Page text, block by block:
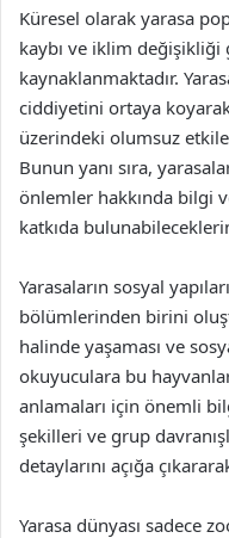
Küresel olarak yarasa
kaybı ve iklim değişikliği
kaynaklanmaktadır.
ciddiyetini ortaya
üzerindeki olumsuz
Bunun yanı sıra,
önlemler hakkında bilgi
katkıda
Yarasaların sosyal
bölümlerinden birini
halinde yaşaması ve
okuyuculara bu
anlamaları için önemli
şekilleri ve grup
detaylarını açığa
Yarasa dünyası sadece